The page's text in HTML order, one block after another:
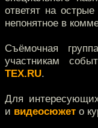
ответят на
непонятное в
Съёмочная
участникам
TEX.RU.
Для
и видеосюжет о